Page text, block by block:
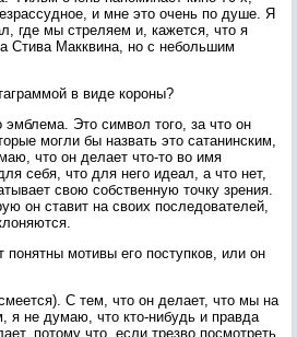
и мне это очень по душе. Я
где мы стреляем и, кажется, что я
Стива Макквина, но с небольшим
в виде короны?
Это символ того, за что он
могли бы назвать это сатанинским,
что он делает что-то во имя
себя, что для него идеал, а что нет,
свою собственную точку зрения.
он ставит на своих последователей,
мотивы его поступков, или он
С тем, что он делает, что мы на
я не думаю, что кто-нибудь и правда
потому что, если трезво посмотреть